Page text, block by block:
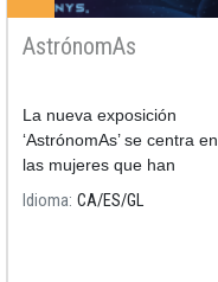
AstrónomAs
La nueva exposición
‘AstrónomAs’ se centra en
las mujeres que han
dedicado sus noches y sus
Idioma CA ES GL